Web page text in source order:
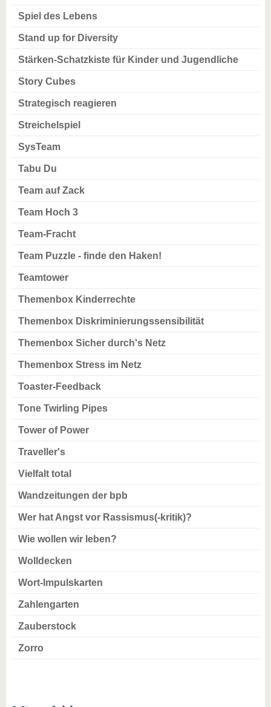
Spiel des Lebens
Stand up for Diversity
Stärken-Schatzkiste für Kinder und Jugendliche
Story Cubes
Strategisch reagieren
Streichelspiel
SysTeam
Tabu Du
Team auf Zack
Team Hoch 3
Team-Fracht
Team Puzzle - finde den Haken!
Teamtower
Themenbox Kinderrechte
Themenbox Diskriminierungssensibilität
Themenbox Sicher durch's Netz
Themenbox Stress im Netz
Toaster-Feedback
Tone Twirling Pipes
Tower of Power
Traveller's
Vielfalt total
Wandzeitungen der bpb
Wer hat Angst vor Rassismus(-kritik)?
Wie wollen wir leben?
Wolldecken
Wort-Impulskarten
Zahlengarten
Zauberstock
Zorro